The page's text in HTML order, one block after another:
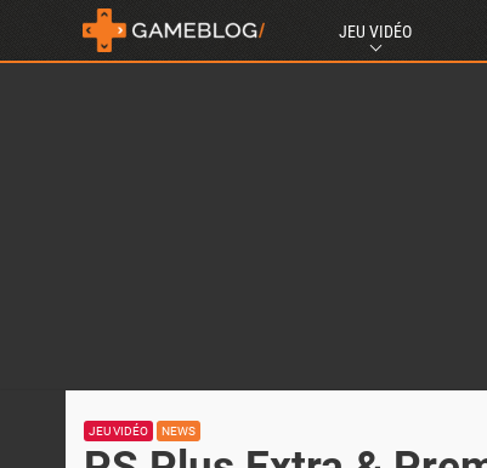
JEU VIDÉO
JEU VIDÉO NEWS